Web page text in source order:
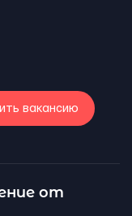
вакансию
от